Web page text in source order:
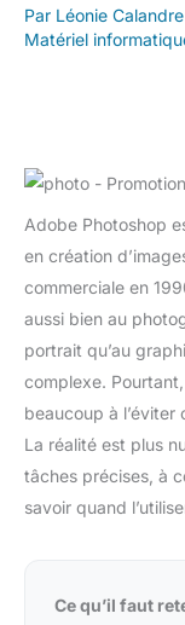
Par Léonie Calandre
Matériel
Adobe Photoshop
en création
commerciale en
aussi bien au
portrait qu’au
complexe.
beaucoup à l’éviter
La réalité est plus
tâches précises, à
savoir quand
Ce qu’il faut